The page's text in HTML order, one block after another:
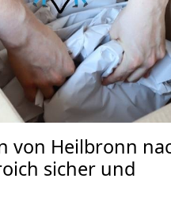
von Heilbronn
sicher und